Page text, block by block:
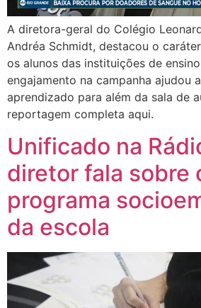
A diretora-geral do Colégio
Andréa Schmidt, destacou o
os alunos das instituições de
engajamento na campanha ajudou
aprendizado para além da sala de
reportagem completa aqui.
Unificado na
diretor fala sobre
programa
da escola